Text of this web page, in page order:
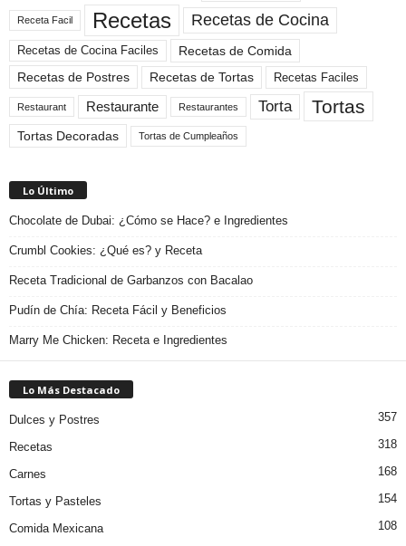
Receta Facil Recetas Recetas de Cocina
Recetas de Cocina Faciles
Recetas de Comida
Recetas de Postres
Recetas de Tortas Recetas Faciles
Restaurant Restaurante Restaurantes Torta Tortas
Tortas Decoradas Tortas de Cumpleaños
Lo Último
Chocolate de Dubai: ¿Cómo se Hace? e Ingredientes
Crumbl Cookies: ¿Qué es? y Receta
Receta Tradicional de Garbanzos con Bacalao
Pudín de Chía: Receta Fácil y Beneficios
Marry Me Chicken: Receta e Ingredientes
Lo Más Destacado
Dulces y Postres 357
Recetas 318
Carnes 168
Tortas y Pasteles 154
Comida Mexicana
108